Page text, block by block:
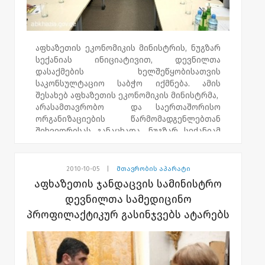
აფხაზეთის ეკონომიკის მინისტრის, ნუგზარ
სექანიას ინიციატივით, დევნილთა
დასაქმების ხელშეწყობისათვის
საკონსულტაციო საბჭო იქმნება. ამის
შესახებ აფხაზეთის ეკონომიკის მინისტრმა,
არასამთავრობო და საერთაშორისო
ორგანიზაციების წარმომადგენლებთან
შეხვედრისას განაცხადა. ნუგზარ სექანიამ
დევნილთა დასაქმების ხელშეწყობის
საკითხებში თანამშრომლობა შესთავაზა.
აფხაზეთის ეკონომიკის მინისტრის
განცხადებით, საკონსულტაციო საბჭო
იქნება ის სტრუქტურა, რომელიც
სხვადასხვა ორგანიზაციას გააერთიანებს.
საბჭო განახორციელებს პროექტებს,
გაუწევს შუამდგომლობას და პოტენციურ
2010-10-05| მთავრობის აპარატი
აფხაზეთის ჯანდაცვის სამინისტრო
დევნილთა სამედიცინო
პროფილაქტიკურ გასინჯვებს ატარებს